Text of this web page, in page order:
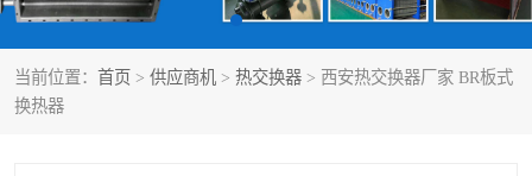
当前位置： 首页 > 供应商机 > 热交换器 > 西安热交换器厂家 BR板式
换热器
热交换器